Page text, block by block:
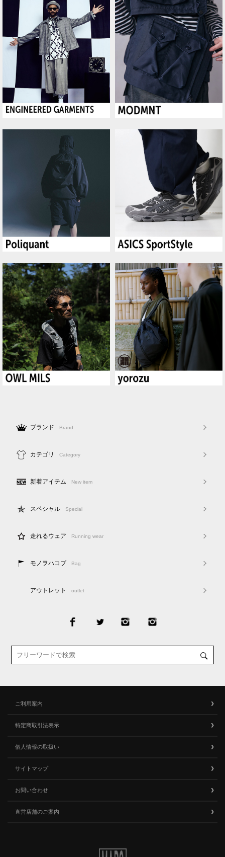
ブランド Brand
カテゴリ Category
新着アイテム New item
スペシャル Special
走れるウェア Running wear
モノヲハコブ Bag
アウトレット outlet
ご利用案内
特定商取引法表示
個人情報の取扱い
サイトマップ
お問い合わせ
直営店舗のご案内